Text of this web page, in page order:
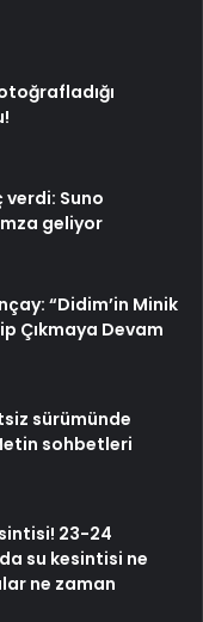
verdi: Suno
geliyor
“Didim’in Minik
Çıkmaya Devam
sürümünde
sohbetleri
23-24
su kesintisi ne
ne zaman